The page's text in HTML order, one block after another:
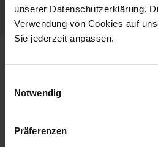
unserer Datenschutzerklärung.
Verwendung von Cookies auf
Sie jederzeit anpassen.
Notwendig
Präferenzen
Germany